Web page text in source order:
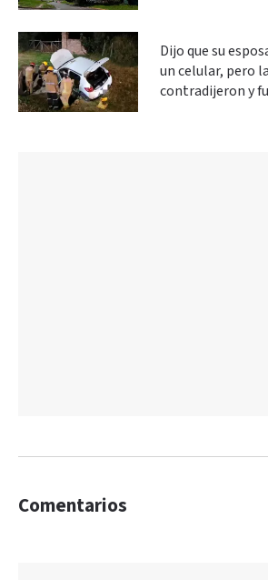
Dijo que su
un celular, pero
contradijeron y
Comentarios